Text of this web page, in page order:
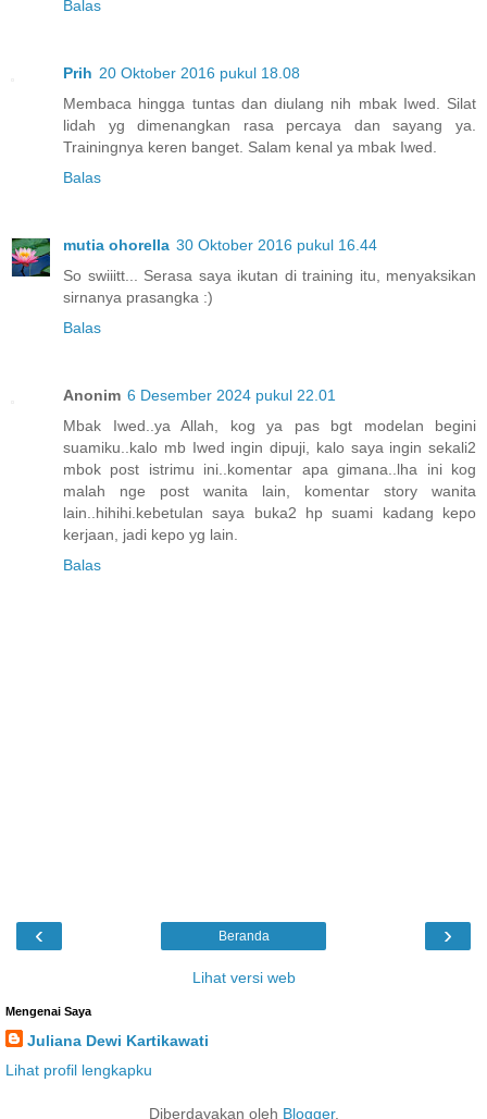
Balas
Prih 20 Oktober 2016 pukul 18.08
Membaca hingga tuntas dan diulang nih mbak Iwed. Silat
lidah yg dimenangkan rasa percaya dan sayang ya.
Trainingnya keren banget. Salam kenal ya mbak Iwed.
Balas
mutia ohorella 30 Oktober 2016 pukul 16.44
So swiiitt... Serasa saya ikutan di training itu, menyaksikan
sirnanya prasangka :)
Balas
Anonim 6 Desember 2024 pukul 22.01
Mbak Iwed..ya Allah, kog ya pas bgt modelan begini
suamiku..kalo mb Iwed ingin dipuji, kalo saya ingin sekali2
mbok post istrimu ini..komentar apa gimana..lha ini kog
malah nge post wanita lain, komentar story wanita
lain..hihihi.kebetulan saya buka2 hp suami kadang kepo
kerjaan, jadi kepo yg lain.
Balas
‹ ›
Beranda
Lihat versi web
Mengenai Saya
Juliana Dewi Kartikawati
Lihat profil lengkapku
Diberdayakan oleh Blogger.